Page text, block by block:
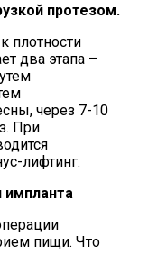
протезом.
плотности
два этапа –
через 7-10
При
лифтинг.
импланта
пищи. Что